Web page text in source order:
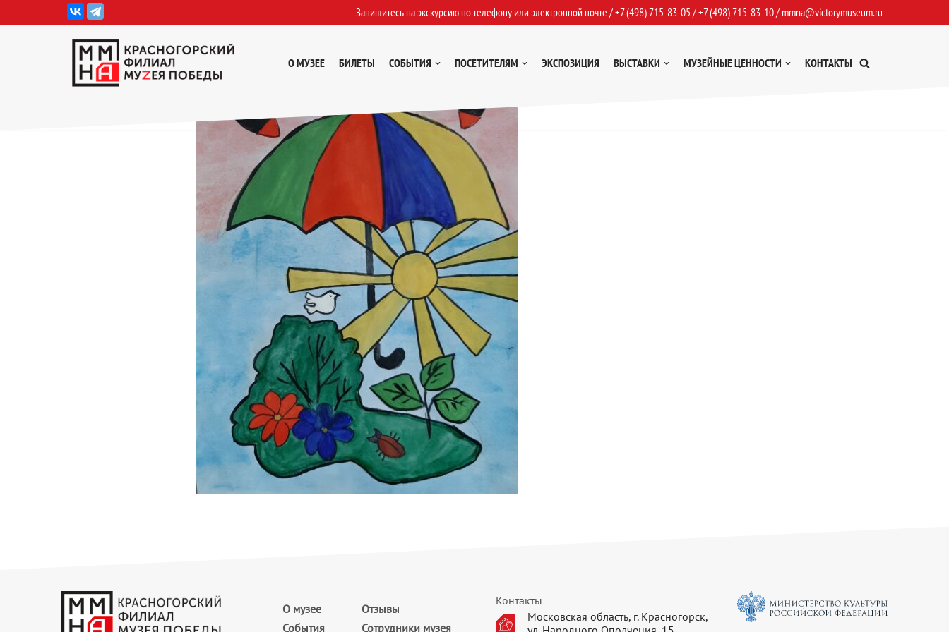
Запишитесь на экскурсию по телефону или электронной почте /+7 (498) 715-83-05 /+7 (498) 715-83-10/ mmna@victorymuseum.ru
О МУЗЕЕ БИЛЕТЫ СОБЫТИЯ ПОСЕТИТЕЛЯМ ЭКСПОЗИЦИЯ ВЫСТАВКИ МУЗЕЙНЫЕ ЦЕННОСТИ КОНТАКТЫ
О музее
События
Отзывы
Сотрудники музея
Контакты
Московская область, г. Красногорск,